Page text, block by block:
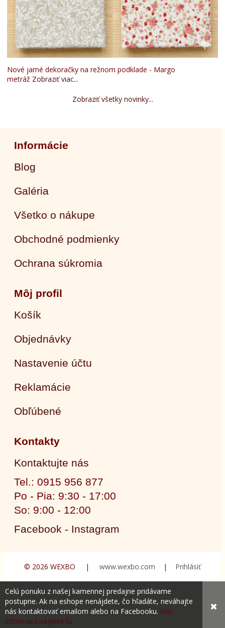
Nové jarné dekoračky na režnom podklade - Margo
metráž Zobraziť viac...
Zobraziť všetky novinky...
Informácie
Blog
Galéria
Všetko o nákupe
Obchodné podmienky
Ochrana súkromia
Môj profil
Košík
Objednávky
Nastavenie účtu
Reklamácie
Obľúbené
Kontakty
Kontaktujte nás
Tel.: 0915 956 877
Po - Pia: 9:30 - 17:00
So: 9:00 - 12:00
Facebook - Instagram
© 2026 WEXBO | www.wexbo.com | Prihlásiť
Celú ponuku z našej kamennej predajne pridávame
postupne. Ak na eshope nenájdete, čo hľadáte, neváhajte
nás kontaktovať emailom alebo na Facebooku. Viac
informácií nájdete tu.
✖